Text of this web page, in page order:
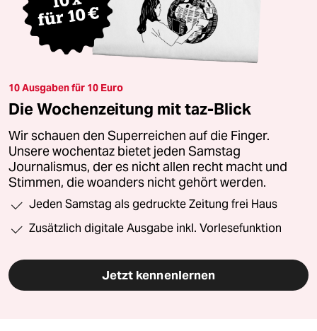
10 Ausgaben für 10 Euro
Die Wochenzeitung mit taz-Blick
Wir schauen den Superreichen auf die Finger.
Unsere wochentaz bietet jeden Samstag
Journalismus, der es nicht allen recht macht und
Stimmen, die woanders nicht gehört werden.
Jeden Samstag als gedruckte Zeitung frei Haus
Zusätzlich digitale Ausgabe inkl. Vorlesefunktion
Jetzt kennenlernen